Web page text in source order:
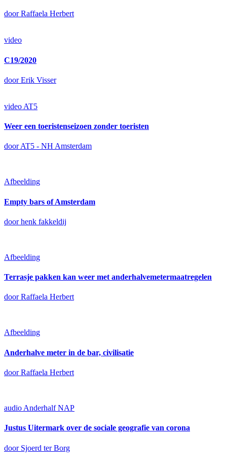
door Raffaela Herbert
video
C19/2020
door Erik Visser
video AT5
Weer een toeristenseizoen zonder toeristen
door AT5 - NH Amsterdam
Afbeelding
Empty bars of Amsterdam
door henk fakkeldij
Afbeelding
Terrasje pakken kan weer met anderhalvemetermaatregelen
door Raffaela Herbert
Afbeelding
Anderhalve meter in de bar, civilisatie
door Raffaela Herbert
audio Anderhalf NAP
Justus Uitermark over de sociale geografie van corona
door Sjoerd ter Borg